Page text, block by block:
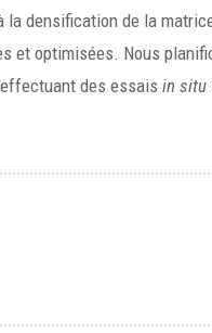
densification de la
et optimisées. Nous
des essais in situ